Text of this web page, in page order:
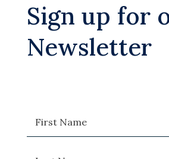
Sign up for
Newsletter